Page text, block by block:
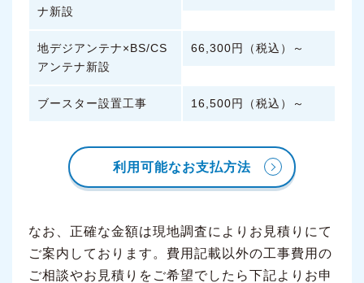
ナ新設
地デジアンテナ×BS/CS
アンテナ新設
66,300円（税込）～
ブースター設置工事 16,500円（税込）～
利用可能なお支払方法
なお、正確な金額は現地調査によりお見積りにて
ご案内しております。費用記載以外の工事費用の
ご相談やお見積りをご希望でしたら下記よりお申